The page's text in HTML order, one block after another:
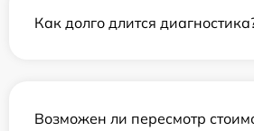
Как долго длится
Возможен ли пересмотр